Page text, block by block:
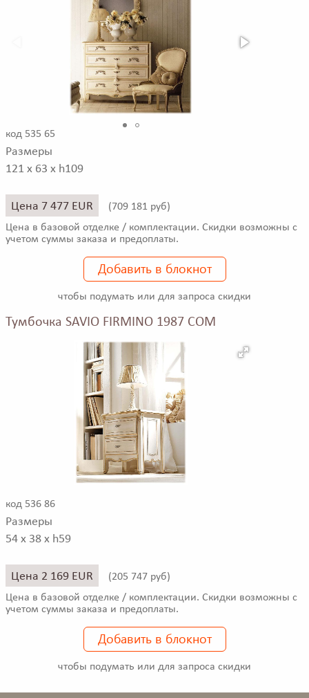
код 535 65
Размеры
121 x 63 x h109
Цена 7 477 EUR (709 181 руб)
Цена в базовой отделке / комплектации. Скидки возможны с
учетом суммы заказа и предоплаты.
Добавить в блокнот
чтобы подумать или для запроса скидки
Тумбочка SAVIO FIRMINO 1987 COM
код 536 86
Размеры
54 x 38 x h59
Цена 2 169 EUR (205 747 руб)
Цена в базовой отделке / комплектации. Скидки возможны с
учетом суммы заказа и предоплаты.
Добавить в блокнот
чтобы подумать или для запроса скидки